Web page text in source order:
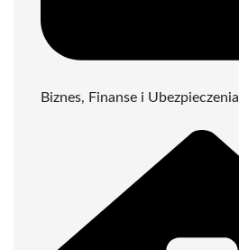
Biznes, Finanse i Ubezpieczenia